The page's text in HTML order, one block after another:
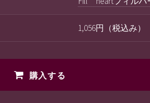
1,056円（税込み）
購入する